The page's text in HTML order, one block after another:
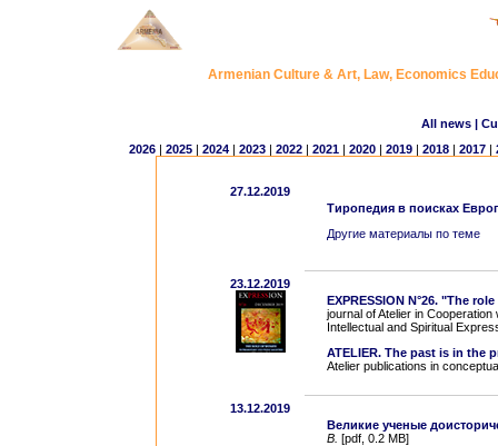
Armenian Culture & Art, Law, Economics
All news |
2026| 2025| 2024| 2023| 2022| 2021| 2020| 2019| 2018| 2017|
27.12.2019
Тиропедия в поисках
Другие материалы по теме
23.12.2019
EXPRESSION N°26. "The
journal of Atelier in
Intellectual and Spiritual
ATELIER. The past is in the
Atelier publications in
13.12.2019
Великие ученые
В. [pdf, 0.2 MB]